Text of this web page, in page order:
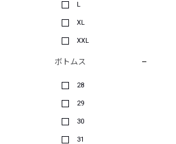
L
XL
XXL
ボトムス
28
29
30
31